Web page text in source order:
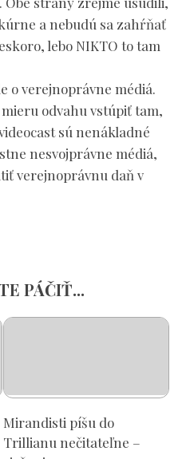
a nebudú sa zahŕňať
lebo NIKTO to tam
o verejnoprávne médiá.
odvahu vstúpiť tam,
sú nenákladné
nesvojprávne médiá,
verejnoprávnu daň v
PÁČIŤ...
Mirandisti píšu do
Trillianu nečitateľne –